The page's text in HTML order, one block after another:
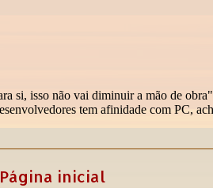
Página inicial